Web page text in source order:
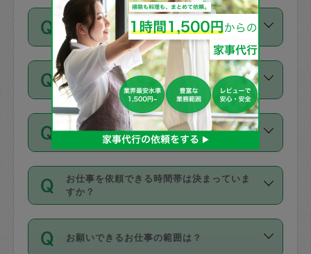
は、タスカジさんに事前に相談し、合意
の上事前申請することが必要です。な
お、3時間を下回っても、値引き等はござ
いません。
11種類の価格帯の中からタスカジさん自
身が価格を選んで設定しています。
タスカジさんの価格設定には最初は制限
があり、レビュー件数、レビューの平均
値、などで除々に設定可能な最高額が上
がっていく仕組みになっています。
支払い方法を教えてください
お支払方法はクレジットカード（Visa／
Master／JCB／AMERICAN EXPRESS／
Diners Club）のみとなります。
カード情報のご登録は、依頼リクエスト
を行う際にご入力ください。プロフィー
ル登録時にはご入力いただかなくても大
丈夫です。
デビットカード・プリペイドカード（Vプ
リカ、au WALLETなど）は支払にはご利
銀行振込や現金払いも対応していませ
同じタスカジさんに定期的にお願いする場
合はお得になる？
依頼には「スポット」と「定期（毎週｜
隔週）」があり、「定期」の依頼は「ス
ポット」よりお得な料金でご利用できま
す。
定期の最低利用回数は設けていない代わ
りに、一定数を超えたキャンセルは有償
交通費は料金に含まれますか？
交通費は依頼料金とは別途発生し、依頼
料金のご請求と合わせてお支払いとなり
ます。交通費の金額は「依頼の詳細」に
お仕事を依頼できる時間帯は決まっていま
すか？
時間帯は3種類あります。いずれも１回あ
たり３時間です。
お願いできるお仕事の範囲は？